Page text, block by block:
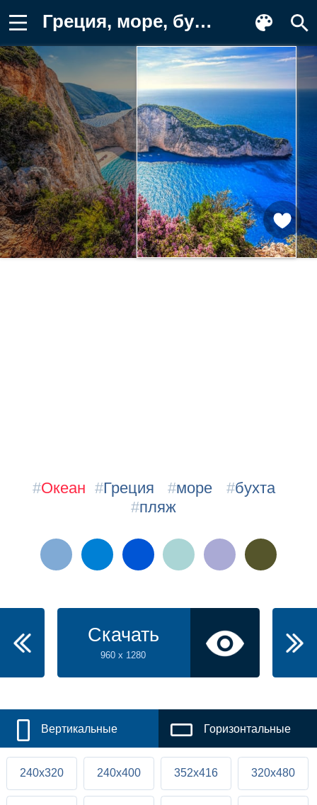
Греция, море, бухта, пляж Фотография
#Океан #Греция #море #бухта
#пляж
Скачать
960 x 1280
Вертикальные Горизонтальные
240x320 240x400 352x416 320x480